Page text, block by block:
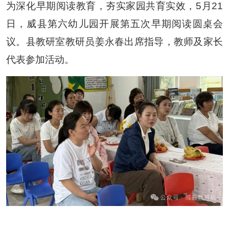
为深化早期阅读教育，夯实家园共育实效， 5 月 21
日，威县第六幼儿园开展第五次早期阅读圆桌会
议。县教研室教研员姜永春出席指导，教师及家长
代表参加活动。